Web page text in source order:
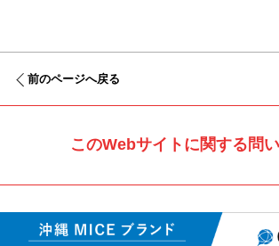
前のページへ戻る
このWebサイトに関する問